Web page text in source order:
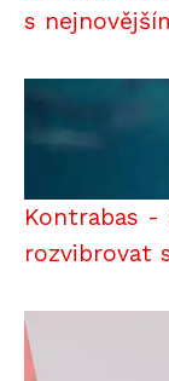
s
Kontrabas
rozvibrovat